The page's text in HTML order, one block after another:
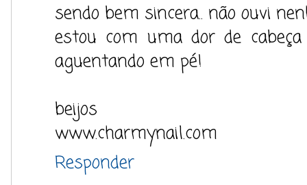
sendo bem sincera.. não ouvi
estou com uma dor de
aguentando em pé!
beijos
www.charmynail.com
Responder